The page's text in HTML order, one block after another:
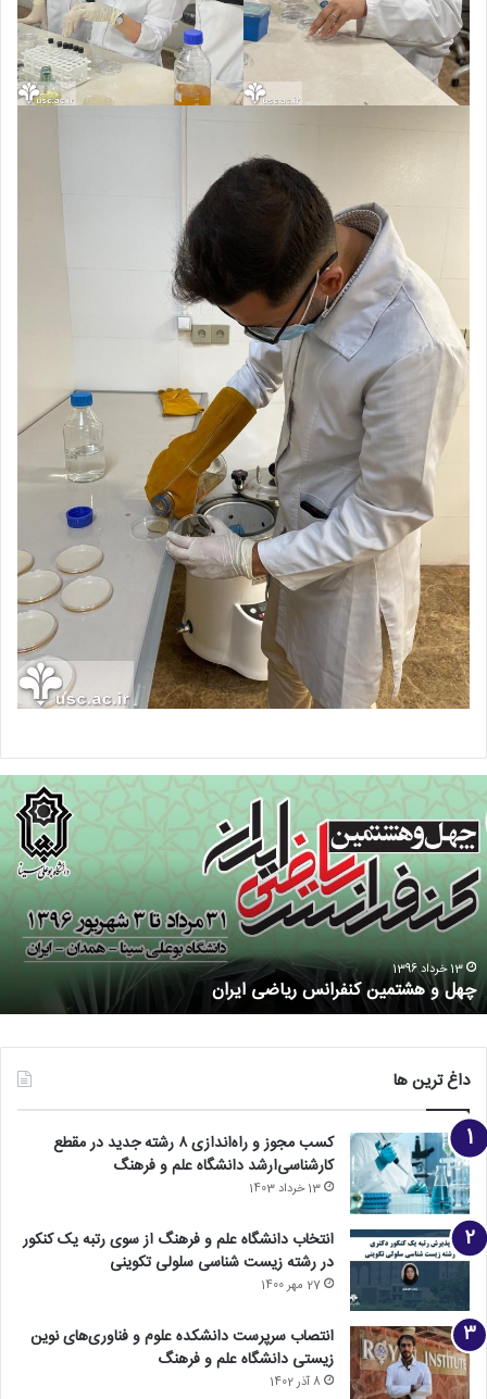
10 دلیل برای تحصیل در مقطع کارشناسی ارشد ریاضی کاربردی
دانشگاه علم و فرهنگ
داغ ترین ها
کسب مجوز و راه‌اندازی ۸ رشته جدید در مقطع
کارشناسی‌ارشد دانشگاه علم و فرهنگ
13 خرداد 1403
انتخاب دانشگاه علم و فرهنگ از سوی رتبه یک کنکور
در رشته زیست شناسی سلولی تکوینی
27 مهر 1400
انتصاب سرپرست دانشکده علوم و فناوری‌های نوین
زیستی دانشگاه علم و فرهنگ
8 آذر 1402